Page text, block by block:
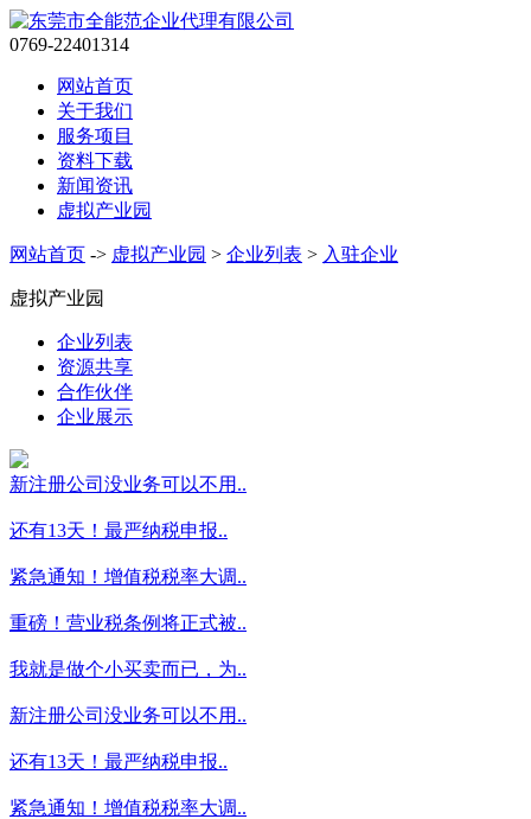
0769-22401314
网站首页
关于我们
服务项目
资料下载
新闻资讯
虚拟产业园
网站首页 -> 虚拟产业园 > 企业列表 > 入驻企业
虚拟产业园
企业列表
资源共享
合作伙伴
企业展示
新注册公司没业务可以不用..
还有13天！最严纳税申报..
紧急通知！增值税税率大调..
重磅！营业税条例将正式被..
我就是做个小买卖而已，为..
新注册公司没业务可以不用..
还有13天！最严纳税申报..
紧急通知！增值税税率大调..